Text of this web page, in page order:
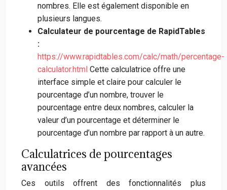
nombres. Elle est également disponible en
plusieurs langues.
Calculateur de pourcentage de RapidTables
:
https://www.rapidtables.com/calc/math/percentage-
calculator.html Cette calculatrice offre une
interface simple et claire pour calculer le
pourcentage d’un nombre, trouver le
pourcentage entre deux nombres, calculer la
valeur d’un pourcentage et déterminer le
pourcentage d’un nombre par rapport à un autre.
Calculatrices de pourcentages
avancées
Ces outils offrent des fonctionnalités plus